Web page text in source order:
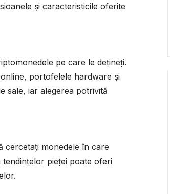
și caracteristicile oferite
pe care le dețineți.
portofelele hardware și
sale, iar alegerea potrivită
cercetați monedele în care
pieței poate oferi